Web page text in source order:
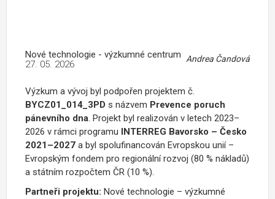
Nové technologie - výzkumné centrum Andrea Čandová
27. 05. 2026
Výzkum a vývoj byl podpořen projektem č.
BYCZ01_014_3PD s názvem Prevence poruch
pánevního dna. Projekt byl realizován v letech 2023–
2026 v rámci programu INTERREG Bavorsko – Česko
2021–2027 a byl spolufinancován Evropskou unií –
Evropským fondem pro regionální rozvoj (80 % nákladů)
a státním rozpočtem ČR (10 %).
Partneři projektu: Nové technologie – výzkumné